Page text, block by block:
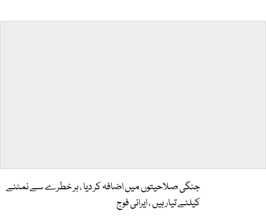
جنگی صلاحیتوں میں اضافہ کر دیا ، ہر خطرے سے نمٹنے
کیلئے تیار ہیں ، ایرانی فوج